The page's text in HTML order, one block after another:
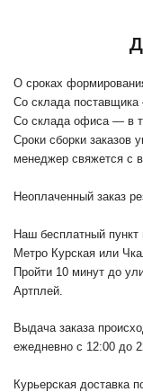
О сроках
Со склада
Со склада офиса — в
Сроки сборки заказов
менеджер свяжется с
Неоплаченный заказ
Наш бесплатный
Метро Курская или
Пройти 10 минут до
Артплей.
Выдача заказа
ежедневно с 12:00 до
Курьерская доставка